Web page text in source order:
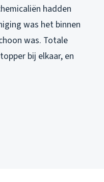
hadden
was het binnen
was. Totale
bij elkaar, en